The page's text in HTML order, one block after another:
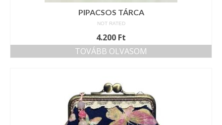
PIPACSOS TÁRCA
NOT RATED
4.200 Ft
TOVÁBB OLVASOM